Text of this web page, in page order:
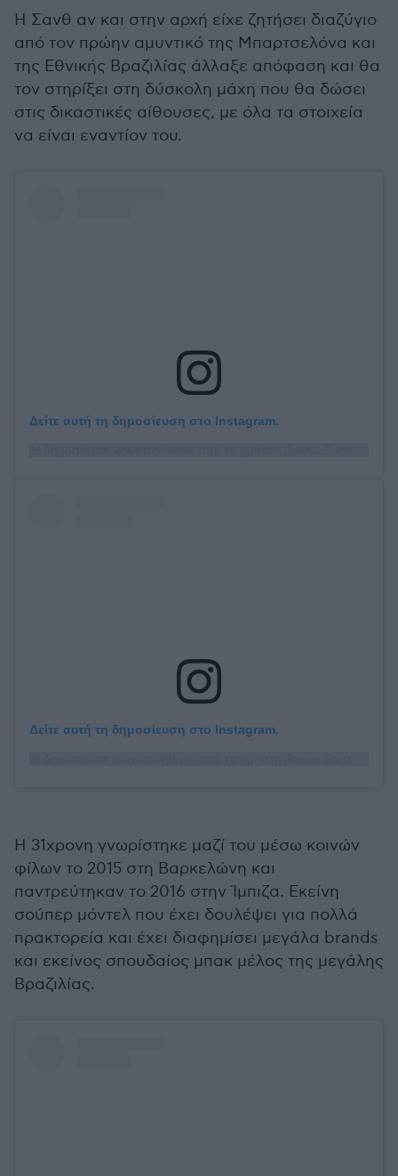
Η Σανθ αν και στην αρχή είχε ζητήσει διαζύγιο
από τον πρώην αμυντικό της Μπαρτσελόνα και
της Εθνικής Βραζιλίας άλλαξε απόφαση και θα
τον στηρίξει στη δύσκολη μάχη που θα δώσει
στις δικαστικές αίθουσες, με όλα τα στοιχεία
να είναι εναντίον του.
Δείτε αυτή τη δημοσίευση στο Instagram.
Δείτε αυτή τη δημοσίευση στο Instagram.
Η 31χρονη γνωρίστηκε μαζί του μέσω κοινών
φίλων το 2015 στη Βαρκελώνη και
παντρεύτηκαν το 2016 στην Ίμπιζα. Εκείνη
σούπερ μόντελ που έχει δουλέψει για πολλά
πρακτορεία και έχει διαφημίσει μεγάλα brands
και εκείνος σπουδαίος μπακ μέλος της μεγάλης
Βραζιλίας.